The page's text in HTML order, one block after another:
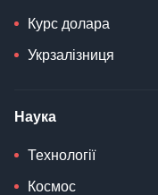
Курс долара
Укрзалізниця
Наука
Технології
Космос